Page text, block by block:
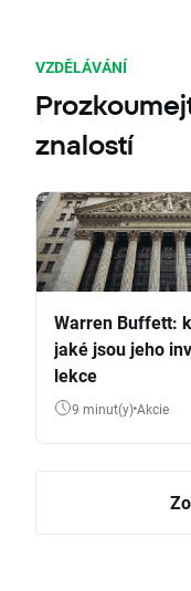
VZDĚLÁVÁNÍ
znalostí
Warren Buffett:
jaké jsou jeho
lekce
9 minut(y) Akcie